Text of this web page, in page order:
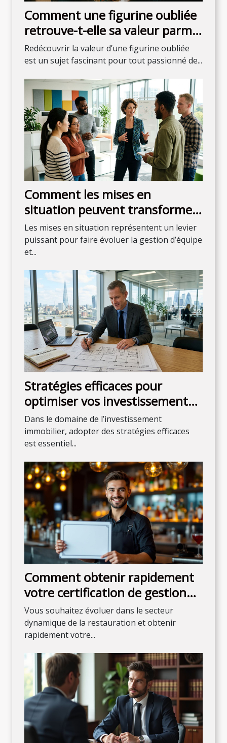
Comment une figurine oubliée
retrouve-t-elle sa valeur parmi
les collectionneurs ?
Redécouvrir la valeur d’une figurine oubliée
est un sujet fascinant pour tout passionné de...
Comment les mises en
situation peuvent transformer
votre gestion d'équipe ?
Les mises en situation représentent un levier
puissant pour faire évoluer la gestion d’équipe
et...
Stratégies efficaces pour
optimiser vos investissements
immobiliers
Dans le domaine de l’investissement
immobilier, adopter des stratégies efficaces
est essentiel...
Comment obtenir rapidement
votre certification de gestion
de bar ?
Vous souhaitez évoluer dans le secteur
dynamique de la restauration et obtenir
rapidement votre...